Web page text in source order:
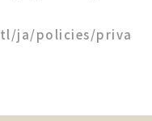
ja/policies/priva